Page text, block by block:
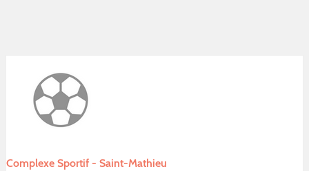
Complexe Sportif - Saint-Mathieu